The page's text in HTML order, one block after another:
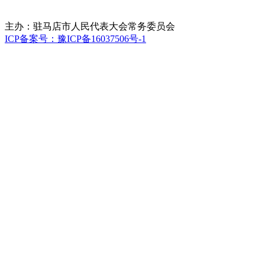
主办：驻马店市人民代表大会常务委员会
ICP备案号：豫ICP备16037506号-1